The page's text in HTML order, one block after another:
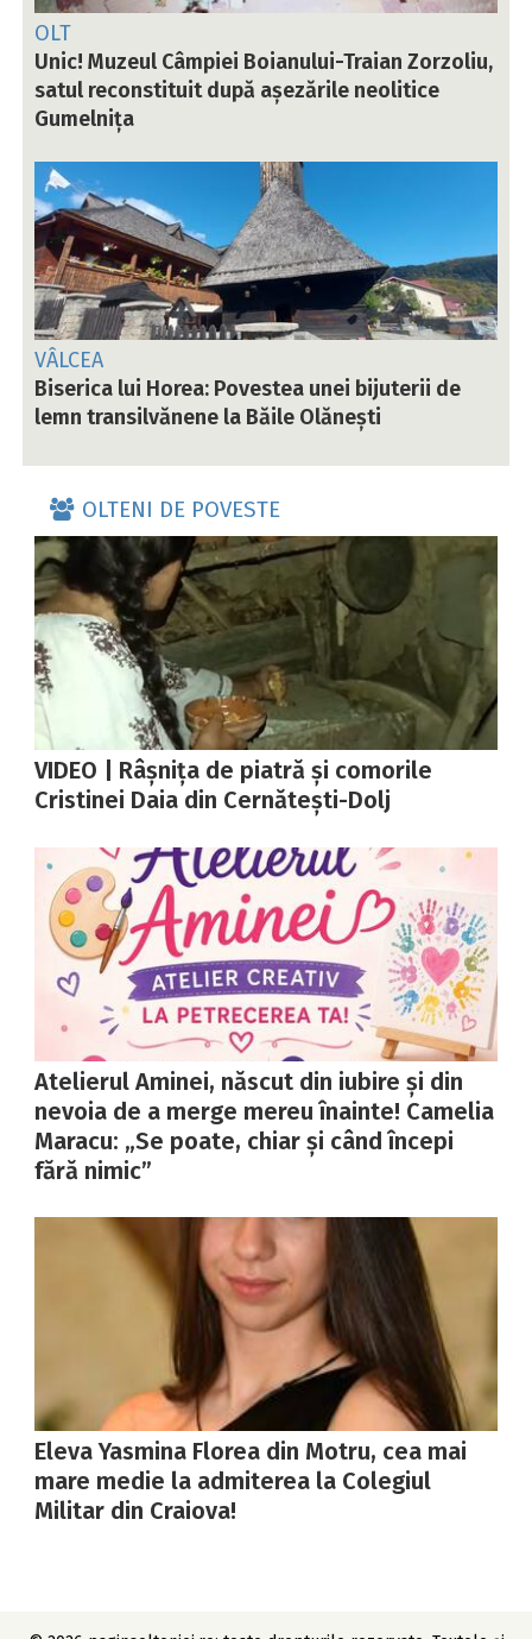
OLT
Unic! Muzeul Câmpiei Boianului-Traian Zorzoliu,
satul reconstituit după așezările neolitice
Gumelnița
VÂLCEA
Biserica lui Horea: Povestea unei bijuterii de
lemn transilvănene la Băile Olănești
OLTENI DE POVESTE
VIDEO | Râșnița de piatră și comorile
Cristinei Daia din Cernătești-Dolj
Atelierul Aminei, născut din iubire și din
nevoia de a merge mereu înainte! Camelia
Maracu: „Se poate, chiar și când începi
fără nimic”
Eleva Yasmina Florea din Motru, cea mai
mare medie la admiterea la Colegiul
Militar din Craiova!